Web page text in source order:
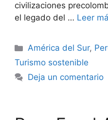
civilizaciones
el legado del … Leer
Categorías
América del Sur,
Turismo sostenible
Deja un comentario